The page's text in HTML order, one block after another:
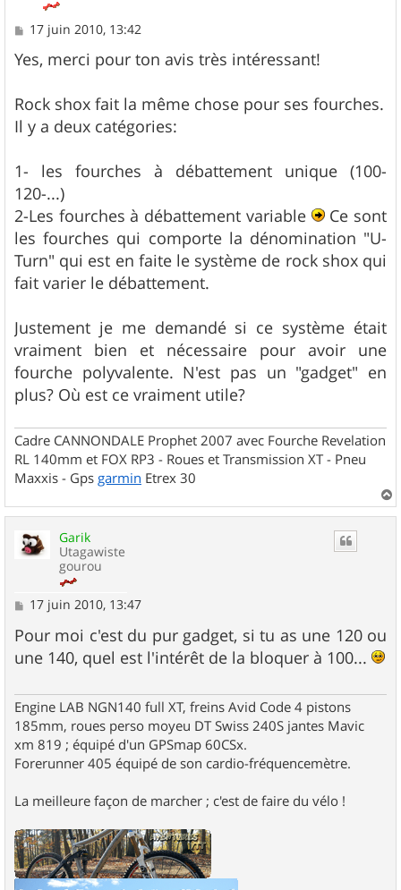
M
s
s
g
e
17 juin 2010, 13:42
Yes, merci pour ton avis très intéressant!
Rock shox fait la même chose pour ses fourches.
Il y a deux catégories:
1- les fourches à débattement unique (100-
120-...)
2-Les fourches à débattement variable
Ce sont
les fourches qui comporte la dénomination "U-
Turn" qui est en faite le système de rock shox qui
fait varier le débattement.
Justement je me demandé si ce système était
vraiment bien et nécessaire pour avoir une
fourche polyvalente. N'est pas un "gadget" en
plus? Où est ce vraiment utile?
Cadre CANNONDALE Prophet 2007 avec Fourche Revelation
RL 140mm et FOX RP3 - Roues et Transmission XT - Pneu
Maxxis - Gps garmin Etrex 30
a
Garik
Utagawiste
gourou
M
s
s
a
17 juin 2010, 13:47
Pour moi c'est du pur gadget, si tu as une 120 ou
une 140, quel est l'intérêt de la bloquer à 100...
Engine LAB NGN140 full XT, freins Avid Code 4 pistons
185mm, roues perso moyeu DT Swiss 240S jantes Mavic
xm 819 ; équipé d'un GPSmap 60CSx.
Forerunner 405 équipé de son cardio-fréquencemètre.
La meilleure façon de marcher ; c'est de faire du vélo !